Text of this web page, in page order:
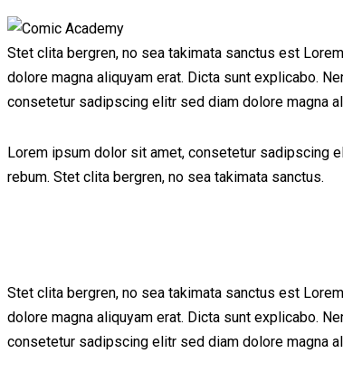
Stet clita bergren, no sea takimata sanctus est
dolore magna aliquyam erat. Dicta sunt explicabo.
consetetur sadipscing elitr sed diam dolore magna
Lorem ipsum dolor sit amet, consetetur sadipscing
rebum. Stet clita bergren, no sea takimata sanctus.
Stet clita bergren, no sea takimata sanctus est
dolore magna aliquyam erat. Dicta sunt explicabo.
consetetur sadipscing elitr sed diam dolore magna